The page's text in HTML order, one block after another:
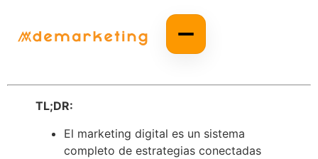
TL;DR:
El marketing digital es un sistema
completo de estrategias conectadas